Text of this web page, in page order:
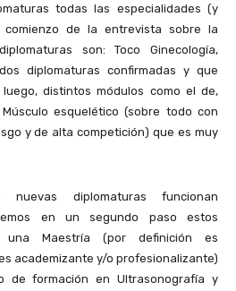
todas las especialidades (y
de la entrevista sobre la
son: Toco Ginecología,
diplomaturas confirmadas y que
distintos módulos como el de,
esquelético (sobre todo con
y de alta competición) que es muy
diplomaturas funcionan
en un segundo paso estos
Maestría (por definición es
academizante y/o profesionalizante)
de formación en Ultrasonografía y